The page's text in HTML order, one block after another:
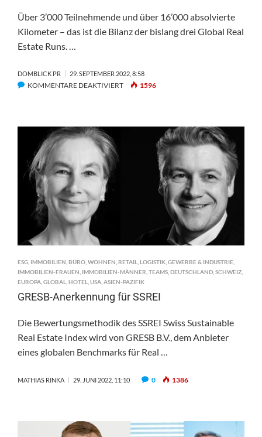
Über 3’000 Teilnehmende und über 16’000 absolvierte
Kilometer – das ist die Bilanz der bislang drei Global Real
Estate Runs. …
DOMBLICK PR 29. SEPTEMBER 2022, 8:58
KOMMENTARE DEAKTIVIERTFÜR 1596
ESG IMMOBILIEN BÜRO WOHNEN RETAIL LOGISTIK GEWERBE & INDUSTRIE
IMMOBILIEN-FRAUEN IMMOBILIEN-MÄNNER TEAMS DEUTSCHLAND SCHWEIZ
EUROPA GLOBAL HOTEL USA ASIEN-PAZIFIK
GRESB-Anerkennung für SSREI
Die Bewertungsmethodik des SSREI Swiss Sustainable
Real Estate Index wird von GRESB B.V., dem Anbieter
eines globalen Benchmarks für Real …
MATHIAS RINKA 29. JUNI 2022, 11:10 0 1386